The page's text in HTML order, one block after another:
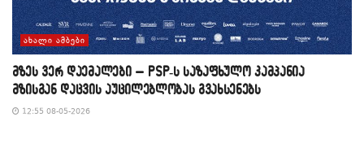
ᲐᲮᲐᲚᲘ ᲐᲛᲑᲔᲑᲘ
მზეს ვერ დაემალები – PSP-ს საზაფხულო კამპანია
მზისგან დაცვის აუცილებლობას გვახსენებს
12:55 08-05-2026